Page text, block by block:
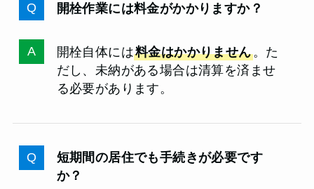
開栓作業には料金がかかりますか？
開栓自体には料金はかかりません。た
だし、未納がある場合は清算を済ませ
る必要があります。
短期間の居住でも手続きが必要です
か？